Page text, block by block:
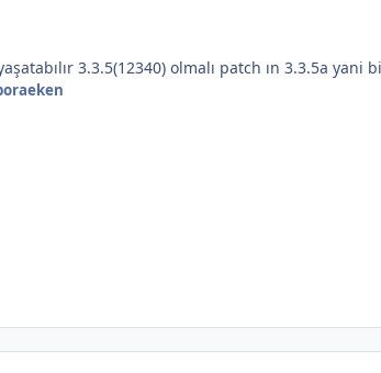
3.3.5(12340) olmalı patch ın 3.3.5a yani